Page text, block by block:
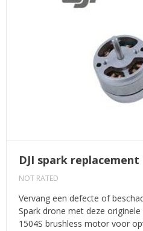
DJI spark
NOT RATED
Vervang een defecte of
Spark drone met deze originele
1504S brushless motor voor